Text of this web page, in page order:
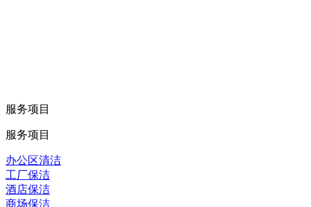
服务项目
服务项目
办公区清洁
工厂保洁
酒店保洁
商场保洁